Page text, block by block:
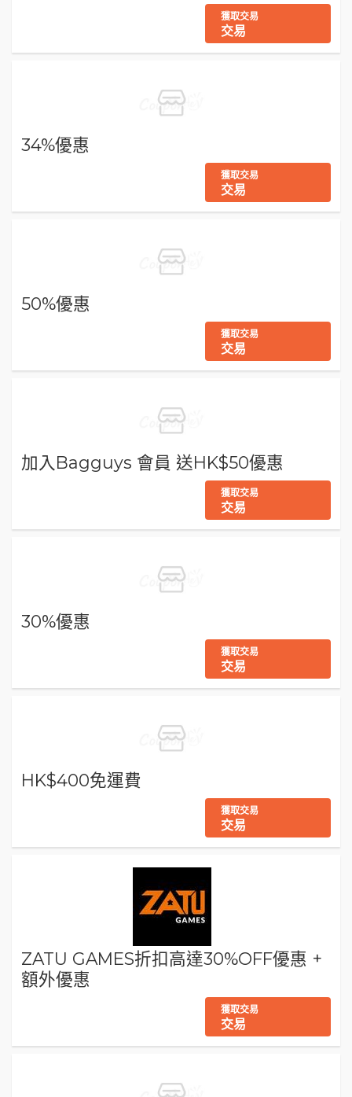
獲取交易
交易
34%優惠
獲取交易
交易
50%優惠
獲取交易
交易
加入Bagguys 會員 送HK$50優惠
獲取交易
交易
30%優惠
獲取交易
交易
HK$400免運費
獲取交易
交易
ZATU GAMES折扣高達30%OFF優惠 +
額外優惠
獲取交易
交易